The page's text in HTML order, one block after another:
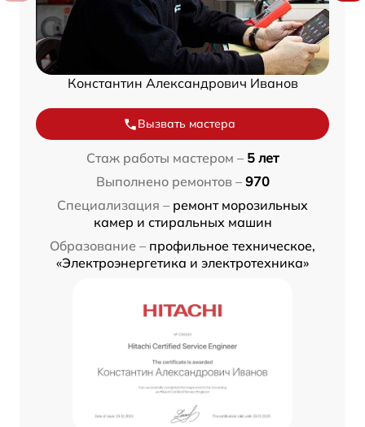
Константин Александрович Иванов
Вызвать мастера
Стаж работы мастером – 5 лет
Выполнено ремонтов – 970
Специализация – ремонт морозильных
камер и стиральных машин
Образование – профильное техническое,
«Электроэнергетика и электротехника»